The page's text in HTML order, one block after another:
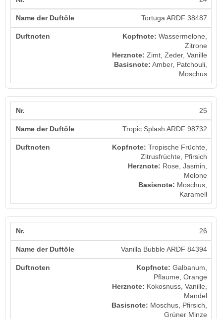
Tortuga ARDF 38487
Kopfnote: Wassermelone,
Zitrone
Herznote: Zimt, Zeder, Vanille
Basisnote: Amber, Patchouli,
Moschus
25
Tropic Splash ARDF 98732
Kopfnote: Tropische Früchte,
Zitrusfrüchte, Pfirsich
Herznote: Rose, Jasmin,
Melone
Basisnote: Moschus,
Karamell
26
Vanilla Bubble ARDF 84394
Kopfnote: Galbanum,
Pflaume, Orange
Herznote: Kokosnuss, Vanille,
Mandel
Basisnote: Moschus, Pfirsich,
Grüner Minze